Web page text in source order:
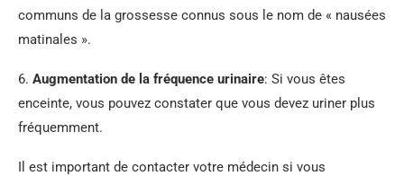
communs de la grossesse connus sous le nom de « nausées
matinales ».
6. Augmentation de la fréquence urinaire: Si vous êtes
enceinte, vous pouvez constater que vous devez uriner plus
fréquemment.
Il est important de contacter votre médecin si vous